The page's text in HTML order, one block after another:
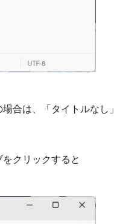
合は、「タイトルなし」
クリックすると